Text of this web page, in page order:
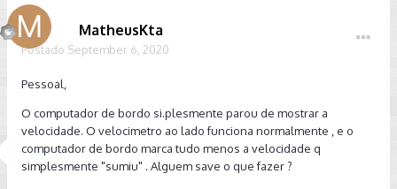
MatheusKta
Postado September 6, 2020
Pessoal,
O computador de bordo si.plesmente parou de mostrar a
velocidade. O velocimetro ao lado funciona normalmente , e o
computador de bordo marca tudo menos a velocidade q
simplesmente "sumiu" . Alguem save o que fazer ?